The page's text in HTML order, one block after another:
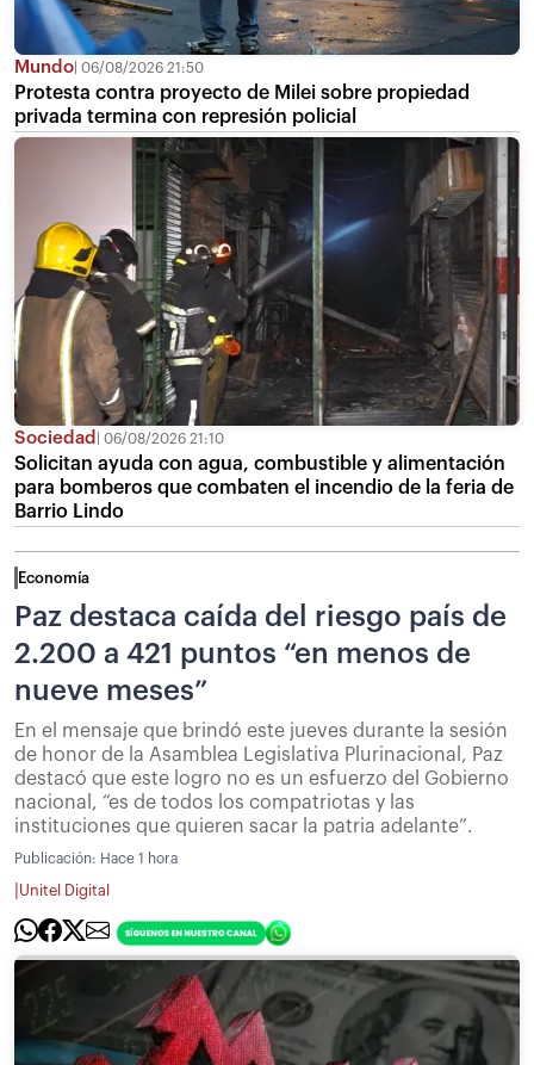
Mundo 06/08/2026 21:50
Protesta contra proyecto de Milei sobre propiedad
privada termina con represión policial
Sociedad 06/08/2026 21:10
Solicitan ayuda con agua, combustible y alimentación
para bomberos que combaten el incendio de la feria de
Barrio Lindo
Economía
Paz destaca caída del riesgo país de
2.200 a 421 puntos “en menos de
nueve meses”
En el mensaje que brindó este jueves durante la sesión
de honor de la Asamblea Legislativa Plurinacional, Paz
destacó que este logro no es un esfuerzo del Gobierno
nacional, “es de todos los compatriotas y las
instituciones que quieren sacar la patria adelante”.
Publicación: Hace 1 hora
Unitel Digital